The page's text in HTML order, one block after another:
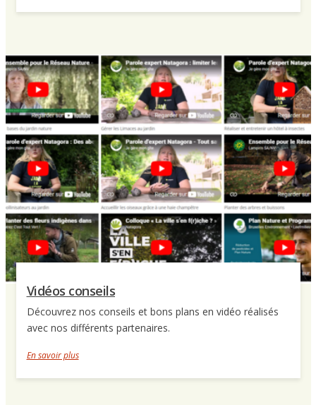
Vidéos conseils
Découvrez nos conseils et bons plans en vidéo réalisés
avec nos différents partenaires.
En savoir plus